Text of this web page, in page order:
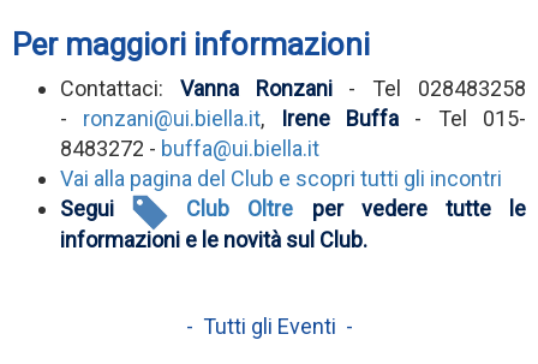
Per maggiori informazioni
Contattaci: Vanna Ronzani- Tel 028483258
- ronzani@ui.biella.it, Irene Buffa
- Tel 015-
8483272 - buffa@ui.biella.it
Vai alla pagina del Club e scopri tutti gli incontri
Segui
Club Oltre per vedere tutte le
informazioni e le novità sul Club.
- Tutti gli Eventi -